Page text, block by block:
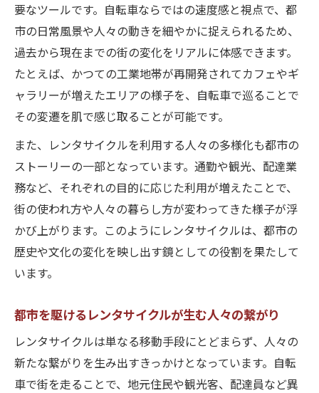
要なツールです。自転車ならではの速度感と視点で、都
市の日常風景や人々の動きを細やかに捉えられるため、
過去から現在までの街の変化をリアルに体感できます。
たとえば、かつての工業地帯が再開発されてカフェやギ
ャラリーが増えたエリアの様子を、自転車で巡ることで
その変遷を肌で感じ取ることが可能です。
また、レンタサイクルを利用する人々の多様化も都市の
ストーリーの一部となっています。通勤や観光、配達業
務など、それぞれの目的に応じた利用が増えたことで、
街の使われ方や人々の暮らし方が変わってきた様子が浮
かび上がります。このようにレンタサイクルは、都市の
歴史や文化の変化を映し出す鏡としての役割を果たして
います。
都市を駆けるレンタサイクルが生む人々の繋がり
レンタサイクルは単なる移動手段にとどまらず、人々の
新たな繋がりを生み出すきっかけとなっています。自転
車で街を走ることで、地元住民や観光客、配達員など異